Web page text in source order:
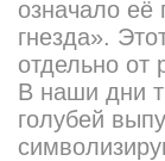
означало её
гнезда».
отдельно от
В наши дни
голубей